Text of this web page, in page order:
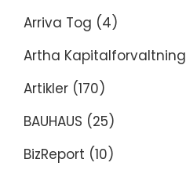
Arriva Tog (4)
Artha Kapitalforvaltning
Artikler (170)
BAUHAUS (25)
BizReport (10)